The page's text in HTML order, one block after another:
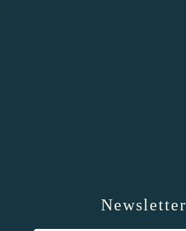
Newsletter